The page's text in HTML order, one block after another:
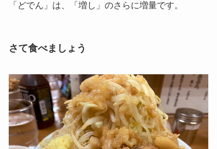
「どでん」は、「増し」のさらに増量です。
さて食べましょう